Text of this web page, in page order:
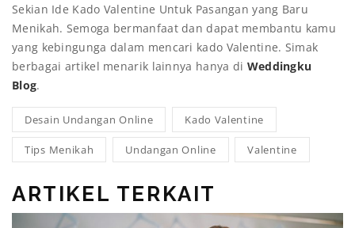
Sekian Ide Kado Valentine Untuk Pasangan yang Baru
Menikah. Semoga bermanfaat dan dapat membantu kamu
yang kebingunga dalam mencari kado Valentine. Simak
berbagai artikel menarik lainnya hanya di Weddingku
Blog.
Desain Undangan Online Kado Valentine
Tips Menikah Undangan Online Valentine
ARTIKEL TERKAIT